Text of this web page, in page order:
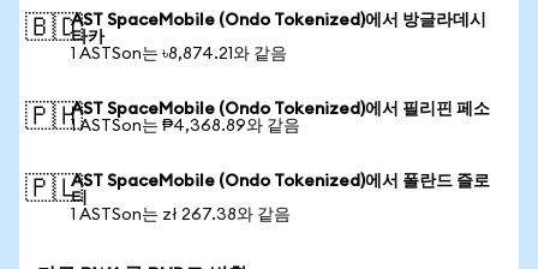
🇧🇩AST SpaceMobile (Ondo Tokenized)에서 방글라데시
타카
1 ASTSon는 ৳8,874.21와 같음
🇵🇭AST SpaceMobile (Ondo Tokenized)에서 필리핀 페소
1 ASTSon는 ₱4,368.89와 같음
🇵🇱AST SpaceMobile (Ondo Tokenized)에서 폴란드 즐로
티
1 ASTSon는 zł 267.38와 같음